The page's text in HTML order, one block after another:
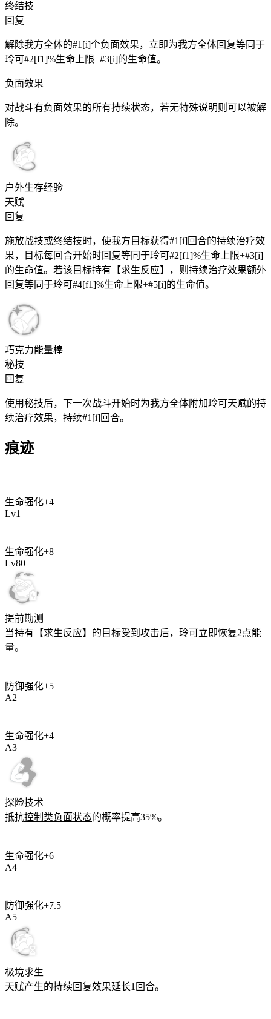
终结技
回复
解除我方全体的#1[i]个负面效果，立即为我方全体回复等同于
玲可#2[f1]%生命上限+#3[i]的生命值。
负面效果
对战斗有负面效果的所有持续状态，若无特殊说明则可以被解
除。
户外生存经验
天赋
回复
施放战技或终结技时，使我方目标获得#1[i]回合的持续治疗效
果，目标每回合开始时回复等同于玲可#2[f1]%生命上限+#3[i]
的生命值。若该目标持有【求生反应】，则持续治疗效果额外
回复等同于玲可#4[f1]%生命上限+#5[i]的生命值。
巧克力能量棒
秘技
回复
使用秘技后，下一次战斗开始时为我方全体附加玲可天赋的持
续治疗效果，持续#1[i]回合。
痕迹
生命强化+4
Lv1
生命强化+8
Lv80
提前勘测
当持有【求生反应】的目标受到攻击后，玲可立即恢复2点能
量。
防御强化+5
A2
生命强化+4
A3
探险技术
抵抗控制类负面状态的概率提高35%。
生命强化+6
A4
防御强化+7.5
A5
极境求生
天赋产生的持续回复效果延长1 回合。